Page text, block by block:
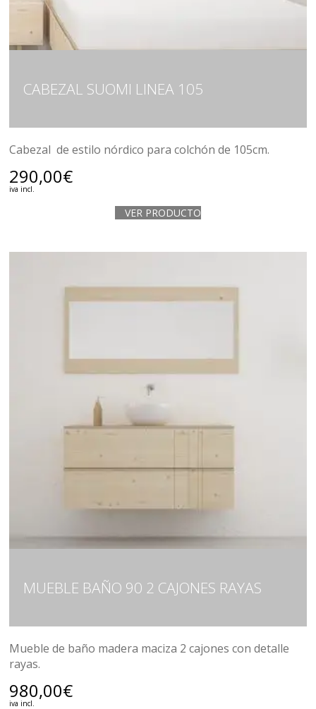
CABEZAL SUOMI LINEA 105
Cabezal de estilo nórdico para colchón de 105cm.
290,00€
iva incl.
VER PRODUCTO
MUEBLE BAÑO 90 2 CAJONES RAYAS
Mueble de baño madera maciza 2 cajones con detalle
rayas.
980,00€
iva incl.